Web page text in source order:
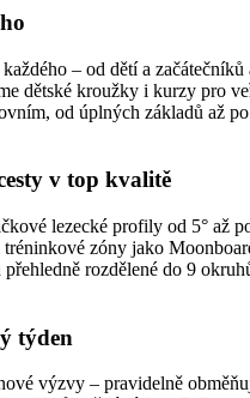
– od dětí a začátečníků
dětské kroužky i kurzy pro
od úplných základů až
v top kvalitě
lezecké profily od 5° až
zóny jako
rozdělené do 9
týden
výzvy – pravidelně